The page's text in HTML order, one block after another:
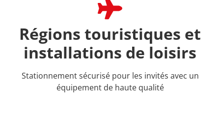
Régions touristiques et
installations de loisirs
Stationnement sécurisé pour les invités avec un
équipement de haute qualité